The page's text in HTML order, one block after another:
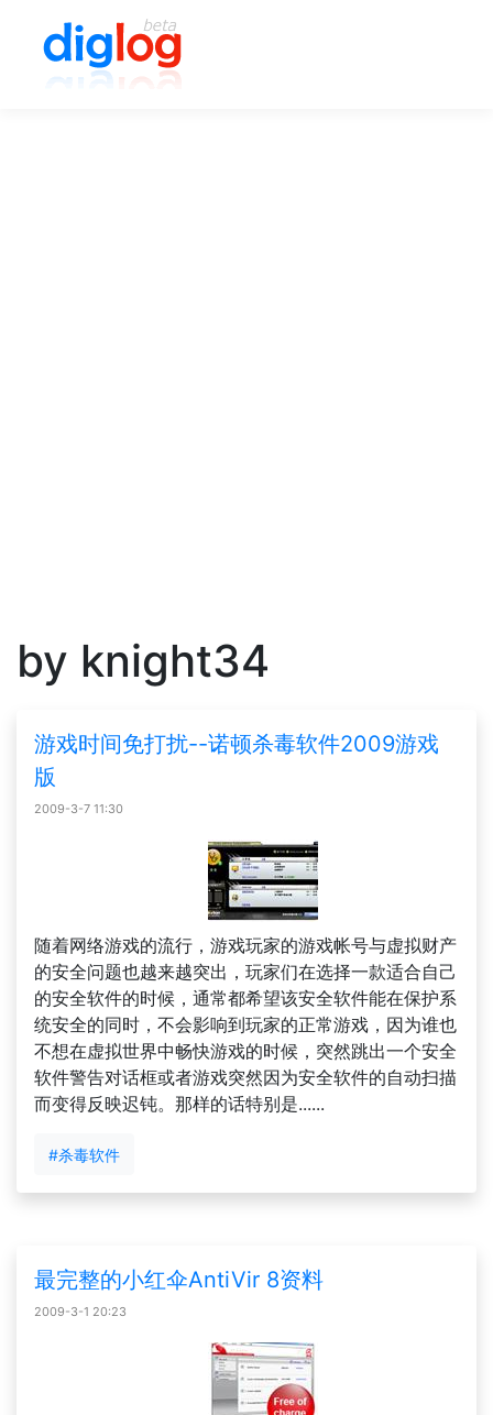
by knight34
游戏时间免打扰--诺顿杀毒软件2009游戏
版
2009-3-7 11:30
随着网络游戏的流行，游戏玩家的游戏帐号与虚拟财产
的安全问题也越来越突出，玩家们在选择一款适合自己
的安全软件的时候，通常都希望该安全软件能在保护系
统安全的同时，不会影响到玩家的正常游戏，因为谁也
不想在虚拟世界中畅快游戏的时候，突然跳出一个安全
软件警告对话框或者游戏突然因为安全软件的自动扫描
而变得反映迟钝。那样的话特别是......
#杀毒软件
最完整的小红伞AntiVir 8资料
2009-3-1 20:23